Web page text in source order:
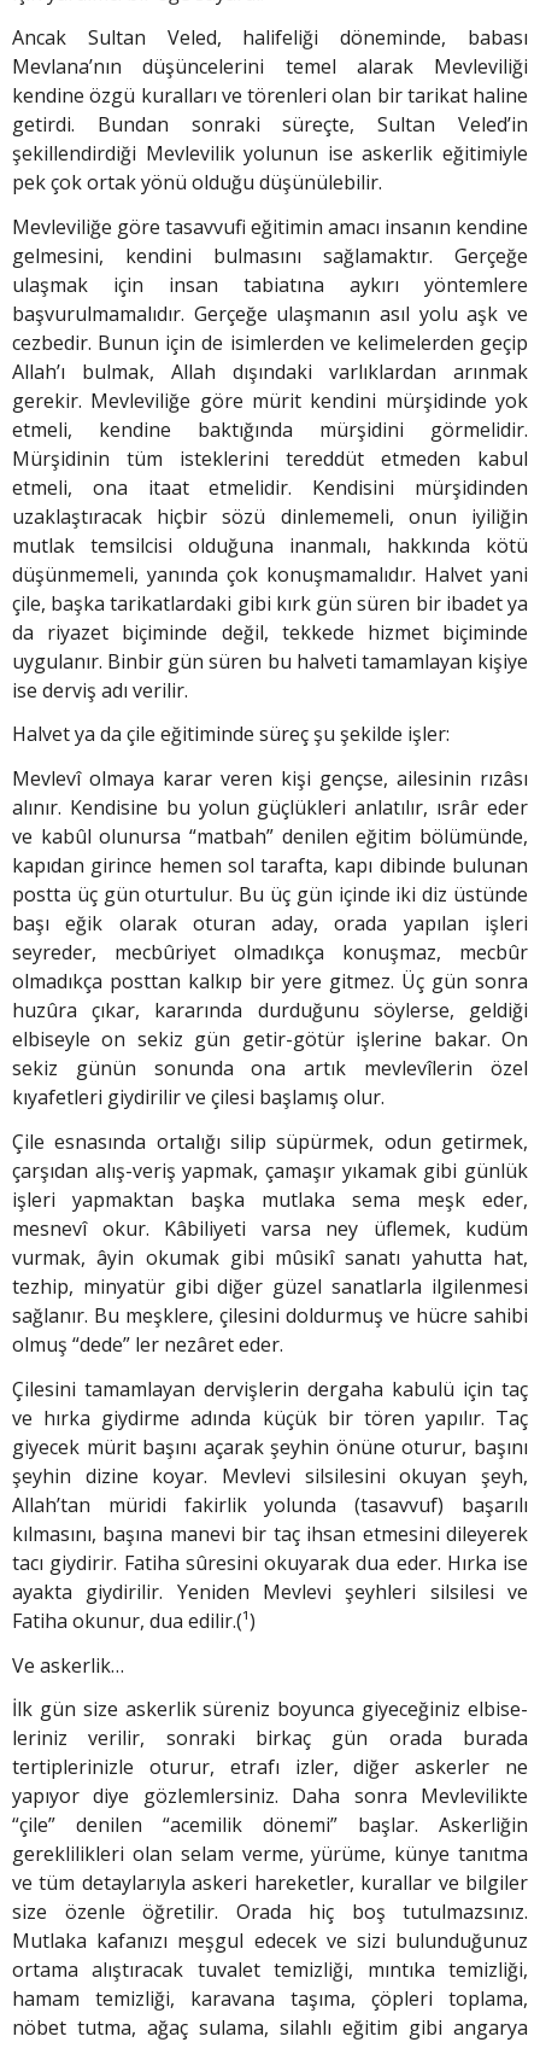
Ancak Sultan Veled, halifeliği döneminde, babası
Mevlana’nın dü­şüncelerini temel alarak Mevleviliği
kendine özgü kuralları ve törenleri olan bir tarikat haline
getirdi. Bundan sonraki süreçte, Sultan Veled’in
şekillendirdiği Mevlevilik yolunun ise askerlik eğitimiyle
pek çok ortak yönü olduğu düşünülebilir.
Mevleviliğe göre tasavvufi eğitimin amacı insanın kendine
gelmesini, kendini bulmasını sağlamaktır. Gerçeğe
ulaşmak için insan tabiatına aykırı yöntemlere
başvurulmamalıdır. Gerçeğe ulaşmanın asıl yolu aşk ve
cezbedir. Bunun için de isimlerden ve kelimelerden geçip
Allah’ı bulmak, Allah dışındaki varlıklardan arınmak
gerekir. Mevleviliğe göre mürit kendini mürşidinde yok
etmeli, kendine baktığında mürşidini görmelidir.
Mürşidinin tüm isteklerini tereddüt etmeden kabul
etmeli, ona itaat etmelidir. Kendisini mür­şidinden
uzaklaştıracak hiçbir sözü dinlememeli, onun iyiliğin
mutlak temsilcisi olduğuna inanmalı, hakkında kötü
düşünmemeli, yanında çok konuşmamalıdır. Halvet yani
çile, başka tarikatlardaki gibi kırk gün süren bir ibadet ya
da riyazet biçiminde değil, tekkede hizmet biçiminde
uygulanır. Binbir gün süren bu halveti tamamlayan kişiye
ise derviş adı verilir.
Halvet ya da çile eğitiminde süreç şu şekilde işler:
Mevlevî olmaya karar veren kişi gençse, ailesinin rızâsı
alınır. Kendisine bu yolun güçlükleri anlatılır, ısrâr eder
ve kabûl olunursa “matbah” denilen eğitim bölümünde,
kapı­dan girince hemen sol tarafta, kapı dibinde bulunan
postta üç gün oturtulur. Bu üç gün içinde iki diz üstünde
başı eğik olarak oturan aday, orada yapılan işleri
seyreder, mecbûriyet olmadıkça konuşmaz, mecbûr
olmadıkça posttan kalkıp bir yere gitmez. Üç gün sonra
huzûra çıkar, kararında durduğunu söylerse, geldiği
elbiseyle on sekiz gün getir-götür işlerine bakar. On
sekiz günün sonunda ona artık mevlevîlerin özel
kıyafetleri giydirilir ve çilesi başlamış olur.
Çile esnasında ortalığı silip süpürmek, odun getirmek,
çarşıdan alış-veriş yapmak, çamaşır yıkamak gibi günlük
iş­leri yapmaktan başka mutlaka sema meşk eder,
mesnevî okur. Kâbiliyeti varsa ney üflemek, kudüm
vurmak, âyin okumak gibi mûsikî sanatı yahutta hat,
tezhip, minyatür gibi diğer güzel sanatlarla ilgilenmesi
sağlanır. Bu meşklere, çilesini doldurmuş ve hücre sahibi
olmuş “dede” ler nezâret eder.
Çilesini tamamlayan dervişlerin dergaha kabulü için taç
ve hırka giydirme adında küçük bir tören yapılır. Taç
giyecek mürit başını açarak şeyhin önüne oturur, başını
şeyhin di­zine koyar. Mevlevi silsilesini okuyan şeyh,
Allah’tan müridi fakirlik yolunda (tasavvuf) başarılı
kılmasını, başına manevi bir taç ihsan etmesini dileyerek
tacı giydirir. Fatiha sûresini okuyarak dua eder. Hırka ise
ayakta giydirilir. Yeniden Mev­levi şeyhleri silsilesi ve
Fatiha okunur, dua edilir.(¹)
Ve askerlik…
İlk gün size askerlik süreniz boyunca giyeceğiniz elbise­
leriniz verilir, sonraki birkaç gün orada burada
tertiplerinizle oturur, etrafı izler, diğer askerler ne
yapıyor diye gözlemlersiniz. Daha sonra Mevlevilikte
“çile” denilen “acemilik dönemi” başlar. Askerliğin
gereklilikleri olan selam verme, yürüme, künye tanıtma
ve tüm detaylarıyla askeri hareketler, kurallar ve bilgiler
size özenle öğretilir. Orada hiç boş tutulmazsınız.
Mutlaka kafanızı meşgul edecek ve sizi bulunduğunuz
ortama alıştıracak tuvalet te­mizliği, mıntıka temizliği,
hamam temizliği, karavana taşıma, çöpleri toplama,
nöbet tutma, ağaç sulama, silahlı eğitim gibi angarya